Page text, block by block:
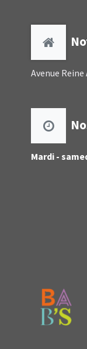
Avenue Reine
Mardi -